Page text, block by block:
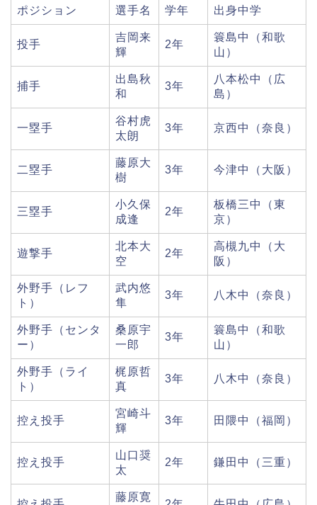
ポジション 選手名 学年 出身中学
投手
吉岡来
輝
2年
簑島中（和歌
山）
捕手
出島秋
和
3年
八本松中（広
島）
一塁手
谷村虎
太朗
3年 京西中（奈良）
二塁手
藤原大
樹
3年 今津中（大阪）
三塁手
小久保
成逢
2年
板橋三中（東
京）
遊撃手
北本大
空
2年
高槻九中（大
阪）
外野手（レフ
ト）
武内悠
隼
3年 八木中（奈良）
外野手（センタ
ー）
桑原宇
一郎
3年
簑島中（和歌
山）
外野手（ライ
ト）
梶原哲
真
3年 八木中（奈良）
控え投手
宮崎斗
輝
3年 田隈中（福岡）
控え投手
山口奨
太
2年 鎌田中（三重）
藤原寛